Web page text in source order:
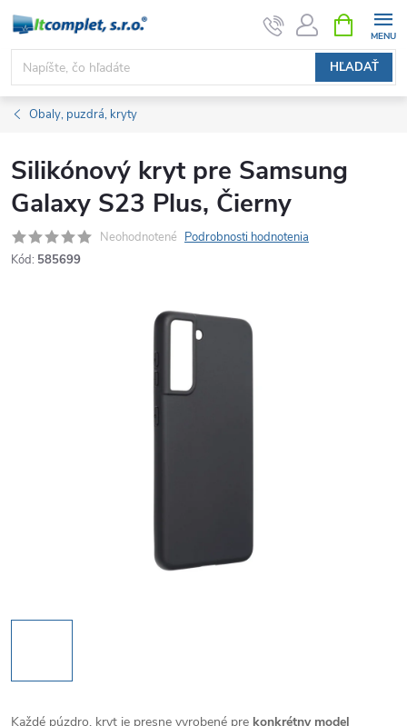
Prejsť
obsah
HĽADAŤ
KOŠÍK
Obaly, puzdrá, kryty
Silikónový kryt pre Samsung
Galaxy S23 Plus, Čierny
Neohodnotené Podrobnosti hodnotenia
Kód: 585699
Každé púzdro, kryt je presne vyrobené pre konkrétny model